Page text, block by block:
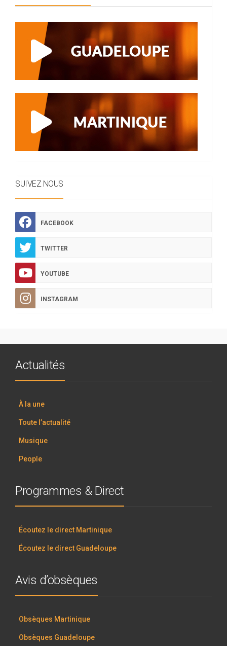
SUIVEZ NOUS
FACEBOOK
TWITTER
YOUTUBE
INSTAGRAM
Actualités
À la une
Toute l’actualité
Musique
People
Programmes & Direct
Écoutez le direct Martinique
Écoutez le direct Guadeloupe
Avis d’obsèques
Obsèques Martinique
Obsèques Guadeloupe